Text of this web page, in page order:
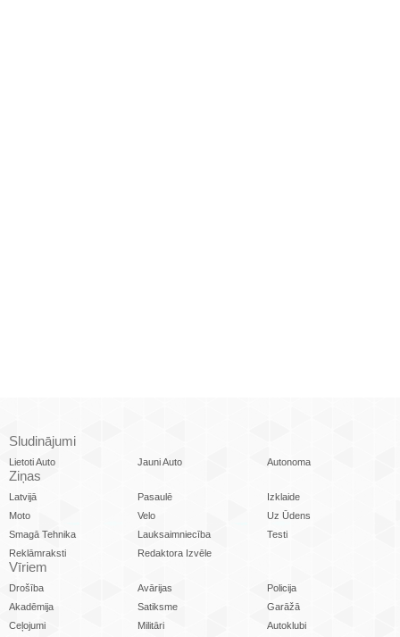
Sludinājumi
Lietoti Auto Jauni Auto Autonoma
Ziņas
Latvijā Pasaulē
Izklaide
Moto
Velo
Uz Ūdens
Smagā Tehnika
Lauksaimniecība
Testi
Reklāmraksti
Redaktora Izvēle
Vīriem
Drošība Avārijas
Policija
Akadēmija
Satiksme
Garāžā
Ceļojumi
Militāri
Autoklubi